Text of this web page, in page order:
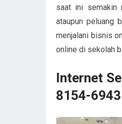
saat ini semakin
ataupun peluang
menjalani bisnis
online di sekolah
Internet
8154-6943